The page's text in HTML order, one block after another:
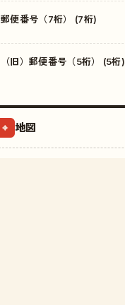
郵便番号（7桁） (7桁)
（旧）郵便番号（5桁） (5桁)
⌖ 地図